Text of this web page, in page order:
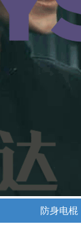
防身电棍